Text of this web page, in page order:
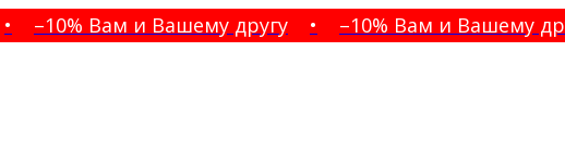
–10% Вам и Вашему другу • –10% Вам и Вашему другу